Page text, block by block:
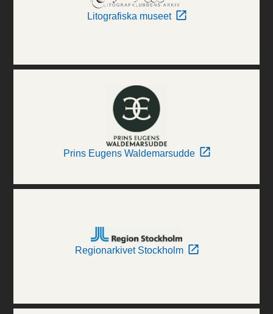
Litografiska museet
Prins Eugens Waldemarsudde
Regionarkivet Stockholm